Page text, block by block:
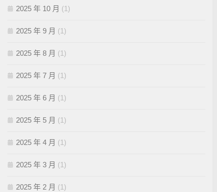
2025 年 10 月 (1)
2025 年 9 月 (1)
2025 年 8 月 (1)
2025 年 7 月 (1)
2025 年 6 月 (1)
2025 年 5 月 (1)
2025 年 4 月 (1)
2025 年 3 月 (1)
2025 年 2 月 (1)